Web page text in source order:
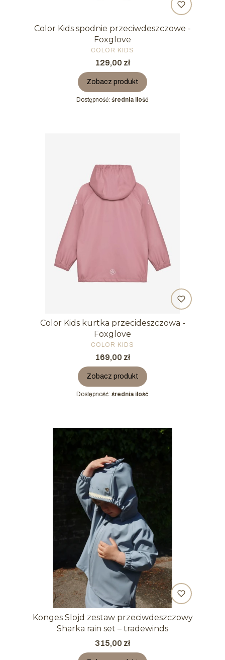
Color Kids spodnie przeciwdeszczowe -
Foxglove
PRODUCENT
COLOR KIDS
Cena
129,00 zł
Zobacz produkt
Dostępność: średnia ilość
Color Kids kurtka przecideszczowa -
Foxglove
PRODUCENT
COLOR KIDS
Cena
169,00 zł
Zobacz produkt
Dostępność: średnia ilość
Konges Slojd zestaw przeciwdeszczowy
Sharka rain set – tradewinds
Cena
315,00 zł